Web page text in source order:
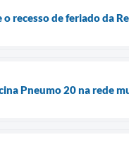
recesso de feriado da
Pneumo 20 na rede